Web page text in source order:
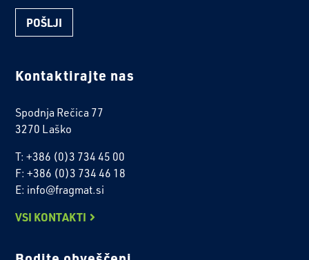
Kontaktirajte nas
Spodnja Rečica 77
3270 Laško
T: +386 (0)3 734 45 00
F: +386 (0)3 734 46 18
E: info@fragmat.si
VSI KONTAKTI